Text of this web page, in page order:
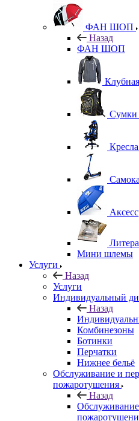
ФАН ШОП
Назад
ФАН ШОП
Сумки
Мини шлемы
Услуги
Назад
Услуги
Индивидуальный
Назад
Комбинезоны
Ботинки
Перчатки
Нижнее бельё
Обслуживание и
пожаротушения
Назад
Обслуживание